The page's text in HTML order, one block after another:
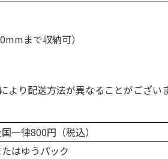
まで収納可）
り配送方法が異なることがございま
一律800円（税込）
はゆうパック